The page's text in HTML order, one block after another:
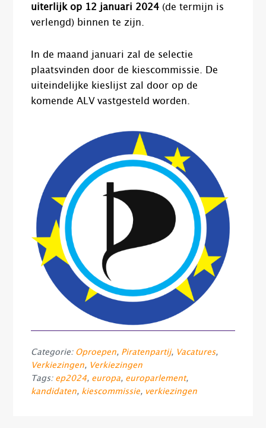
uiterlijk op 12 januari 2024 (de termijn is
verlengd) binnen te zijn.
In de maand januari zal de selectie
plaatsvinden door de kiescommissie. De
uiteindelijke kieslijst zal door op de
komende ALV vastgesteld worden.
Categorie: Oproepen, Piratenpartij, Vacatures,
Verkiezingen, Verkiezingen
Tags: ep2024, europa, europarlement,
kandidaten, kiescommissie, verkiezingen